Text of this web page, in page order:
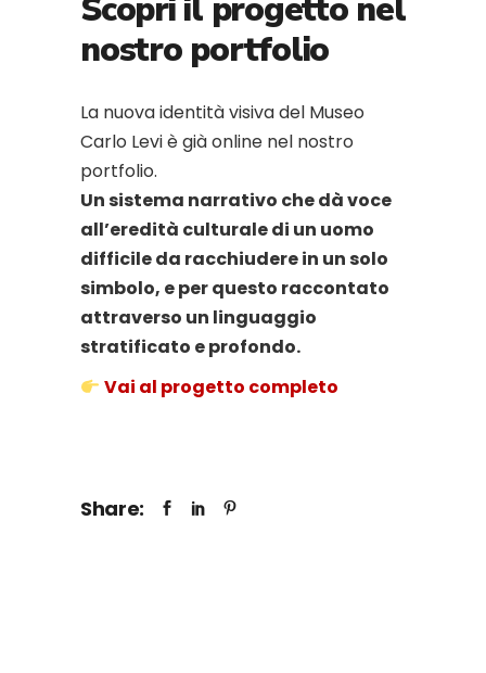
Scopri il progetto nel
nostro portfolio
La nuova identità visiva del Museo
Carlo Levi è già online nel nostro
portfolio.
Un sistema narrativo che dà voce
all’eredità culturale di un uomo
difficile da racchiudere in un solo
simbolo, e per questo raccontato
attraverso un linguaggio
stratificato e profondo.
Vai al progetto completo
Share: